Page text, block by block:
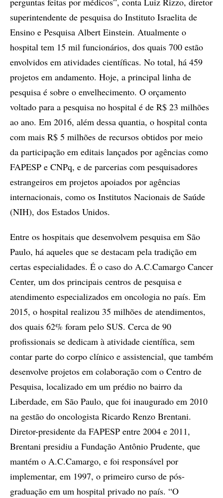
superintendente de pesquisa do Instituto Israelita de
Ensino e Pesquisa Albert Einstein. Atualmente o
hospital tem 15 mil funcionários, dos quais 700 estão
envolvidos em atividades científicas. No total, há 459
projetos em andamento. Hoje, a principal linha de
pesquisa é sobre o envelhecimento. O orçamento
voltado para a pesquisa no hospital é de R$ 23 milhões
ao ano. Em 2016, além dessa quantia, o hospital conta
com mais R$ 5 milhões de recursos obtidos por meio
da participação em editais lançados por agências como
FAPESP e CNPq, e de parcerias com pesquisadores
estrangeiros em projetos apoiados por agências
internacionais, como os Institutos Nacionais de Saúde
(NIH), dos Estados Unidos.
Entre os hospitais que desenvolvem pesquisa em São
Paulo, há aqueles que se destacam pela tradição em
certas especialidades. É o caso do A.C.Camargo Cancer
Center, um dos principais centros de pesquisa e
atendimento especializados em oncologia no país. Em
2015, o hospital realizou 35 milhões de atendimentos,
dos quais 62% foram pelo SUS. Cerca de 90
profissionais se dedicam à atividade científica, sem
contar parte do corpo clínico e assistencial, que também
desenvolve projetos em colaboração com o Centro de
Pesquisa, localizado em um prédio no bairro da
Liberdade, em São Paulo, que foi inaugurado em 2010
na gestão do oncologista Ricardo Renzo Brentani.
Diretor-presidente da FAPESP entre 2004 e 2011,
Brentani presidiu a Fundação Antônio Prudente, que
mantém o A.C.Camargo, e foi responsável por
implementar, em 1997, o primeiro curso de pós-
graduação em um hospital privado no país. “O